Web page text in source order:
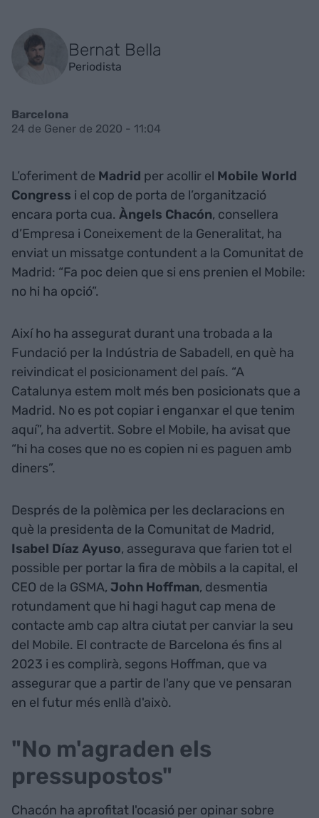
Bernat Bella
Periodista
Barcelona
24 de Gener de 2020 - 11:04
L’oferiment de Madrid per acollir el Mobile World
Congress i el cop de porta de l’organització
encara porta cua. Àngels Chacón, consellera
d’Empresa i Coneixement de la Generalitat, ha
enviat un missatge contundent a la Comunitat de
Madrid: “Fa poc deien que si ens prenien el Mobile:
no hi ha opció”.
Així ho ha assegurat durant una trobada a la
Fundació per la Indústria de Sabadell, en què ha
reivindicat el posicionament del país. “A
Catalunya estem molt més ben posicionats que a
Madrid. No es pot copiar i enganxar el que tenim
aquí”, ha advertit. Sobre el Mobile, ha avisat que
“hi ha coses que no es copien ni es paguen amb
diners”.
Després de la polèmica per les declaracions en
què la presidenta de la Comunitat de Madrid,
Isabel Díaz Ayuso, assegurava que farien tot el
possible per portar la fira de mòbils a la capital, el
CEO de la GSMA, John Hoffman, desmentia
rotundament que hi hagi hagut cap mena de
contacte amb cap altra ciutat per canviar la seu
del Mobile. El contracte de Barcelona és fins al
2023 i es complirà, segons Hoffman, que va
assegurar que a partir de l'any que ve pensaran
en el futur més enllà d'això.
"No m'agraden els
pressupostos"
Chacón ha aprofitat l'ocasió per opinar sobre